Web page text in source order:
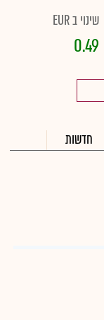
שינוי ב EUR
0.49
חדשות